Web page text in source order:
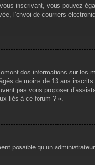
inscrivant, vous pouvez
l’envoi de courriers
des informations sur les
de moins de 13 ans
pas vous proposer
liés à ce forum ? ».
possible qu’un